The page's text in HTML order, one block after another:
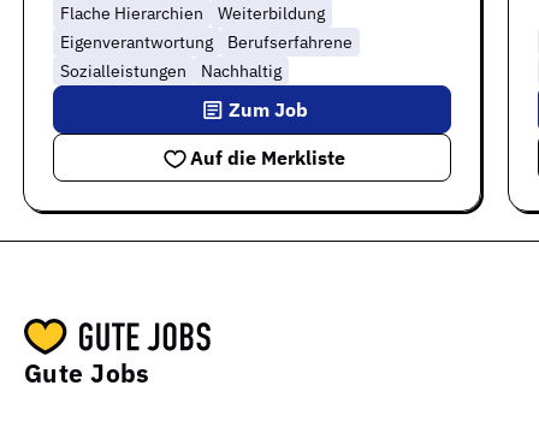
Flache Hierarchien
Weiterbildung
Eigenverantwortung
Berufserfahrene
Sozialleistungen
Nachhaltig
Auf die Merkliste
Zum Job
Gute Jobs